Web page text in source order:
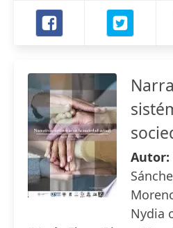
Autor:
Nydia